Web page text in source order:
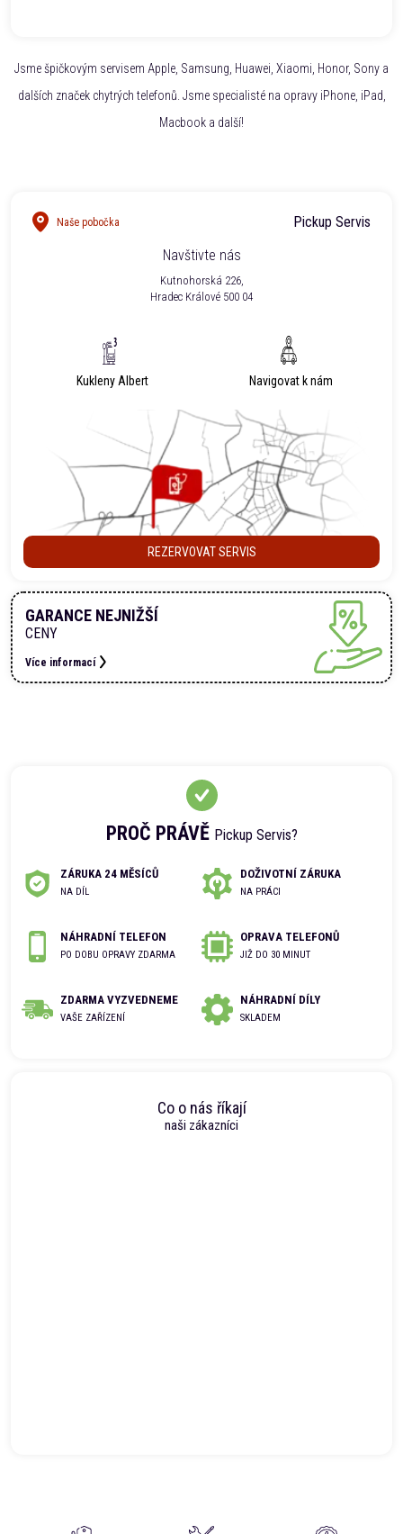
Jsme špičkovým servisem Apple, Samsung, Huawei, Xiaomi, Honor, Sony a
dalších značek chytrých telefonů. Jsme specialisté na opravy iPhone, iPad,
Macbook a další!
PROČ PRÁVĚ Pickup Servis?
ZÁRUKA 24 MĚSÍCŮ
NA DÍL
DOŽIVOTNÍ ZÁRUKA
NA PRÁCI
NÁHRADNÍ TELEFON
PO DOBU OPRAVY ZDARMA
OPRAVA TELEFONŮ
JIŽ DO 30 MINUT
ZDARMA VYZVEDNEME
VAŠE ZAŘÍZENÍ
NÁHRADNÍ DÍLY
SKLADEM
Co o nás říkají
naši zákazníci
Naše pobočka
Pickup Servis
Navštivte nás
Kutnohorská 226,
Hradec Králové 500 04
Kukleny Albert Navigovat k nám
REZERVOVAT SERVIS
GARANCE NEJNIŽŠÍ
CENY
Více informací